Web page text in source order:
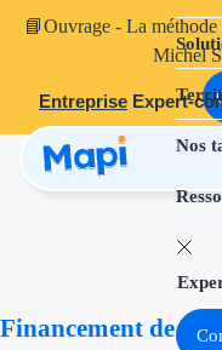
📘Ouvrage - La méthode
Michel
Entreprise Expert-
Nos
Financement de